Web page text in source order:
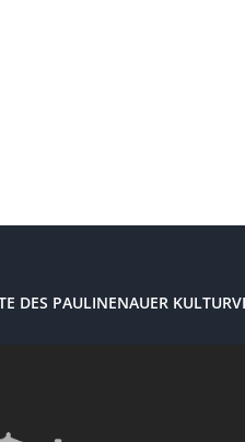
DES PAULINENAUER